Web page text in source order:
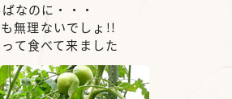
なのに・・・
無理ないでしょ!!
て食べて来ました